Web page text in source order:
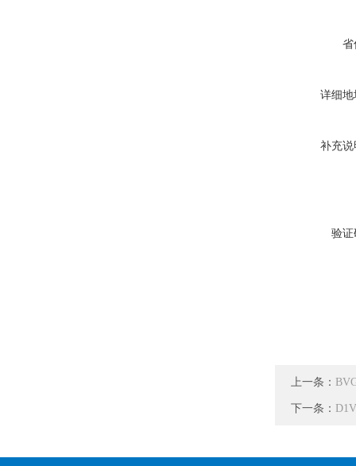
省
详细
补充
验
上一条：
下一条：